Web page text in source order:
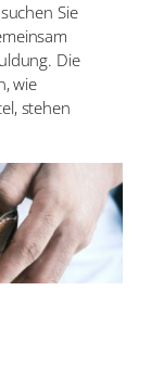
Sie
Die
wie
stehen